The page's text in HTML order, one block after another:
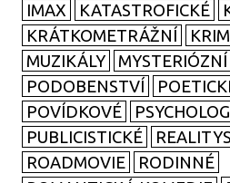
IMAX
KATASTROFICKÉ
KRÁTKOMETRÁŽNÍ
MUZIKÁLY
MYSTERIÓZNÍ
PODOBENSTVÍ
POVÍDKOVÉ
PUBLICISTICKÉ
ROADMOVIE
RODINNÉ